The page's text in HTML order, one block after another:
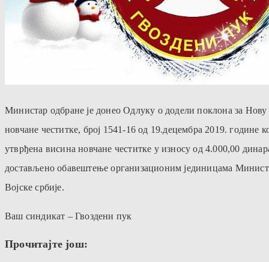
Министар одбране је донео Одлуку о додели поклона за
новчане честитке, број 1541-16 од 19.децембра 2019. године
утврђена висина новчане честитке у износу од 4.000,00
достављено обавештење организационим јединицама
Војске србије.
Ваш синдикат – Гвоздени пук
Прочитајте још: